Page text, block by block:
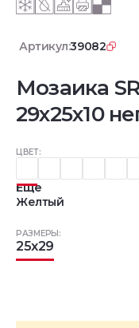
Артикул:39082
Мозаика
29x25x10
ЦВЕТ:
Еще
Желтый
РАЗМЕРЫ:
25x29